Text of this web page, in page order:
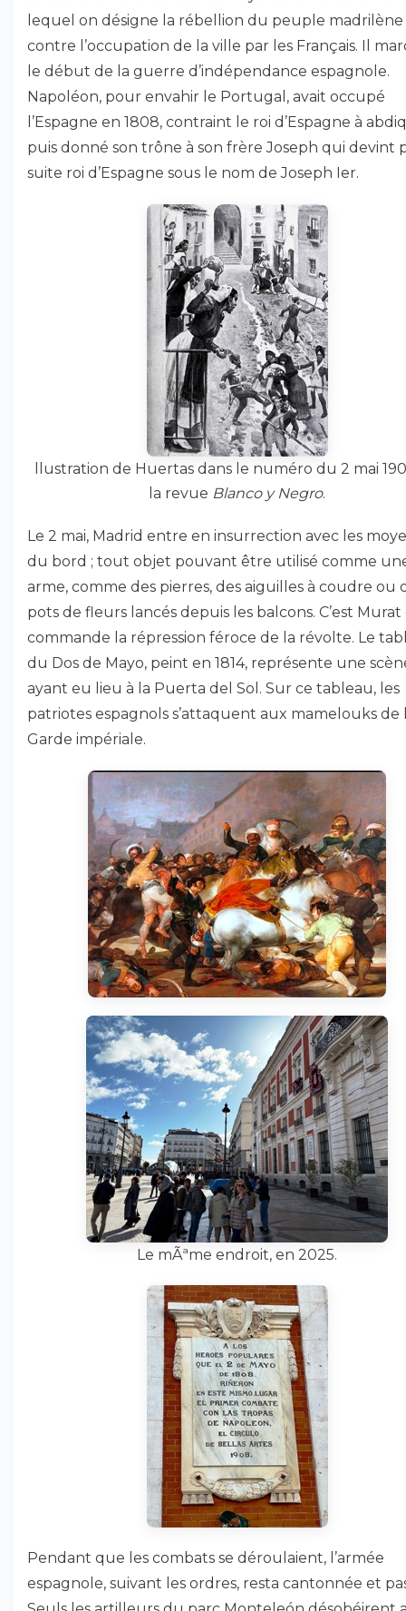
lequel on désigne la rébellion du peuple madrilène
contre l’occupation de la ville par les Français. Il
le début de la guerre d’indépendance espagnole.
Napoléon, pour envahir le Portugal, avait occupé
l’Espagne en 1808, contraint le roi d’Espagne à
puis donné son trône à son frère Joseph qui devint
suite roi d’Espagne sous le nom de Joseph Ier.
llustration de Huertas dans le numéro du 2 mai
la revue Blanco y Negro.
Le 2 mai, Madrid entre en insurrection avec les
du bord ; tout objet pouvant être utilisé comme
arme, comme des pierres, des aiguilles à coudre ou
pots de fleurs lancés depuis les balcons. C’est
commande la répression féroce de la révolte. Le
du Dos de Mayo, peint en 1814, représente une
ayant eu lieu à la Puerta del Sol. Sur ce tableau, les
patriotes espagnols s’attaquent aux mamelouks de
Garde impériale.
Le mÃªme endroit, en 2025.
Pendant que les combats se déroulaient, l’armée
espagnole, suivant les ordres, resta cantonnée et